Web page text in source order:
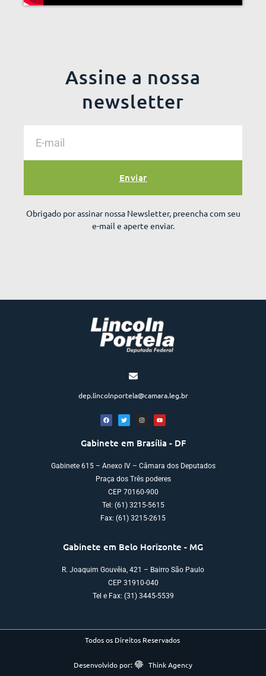
Assine a nossa
newsletter
Enviar
Obrigado por assinar nossa Newsletter, preencha com seu
e-mail e aperte enviar.
dep.lincolnportela@camara.leg.br
Gabinete em Brasília - DF
Gabinete 615 – Anexo IV – Câmara dos Deputados
Praça dos Três poderes
CEP 70160-900
Tel: (61) 3215-5615
Fax: (61) 3215-2615
Gabinete em Belo Horizonte - MG
R. Joaquim Gouvêia, 421 – Bairro São Paulo
CEP 31910-040
Tel e Fax: (31) 3445-5539
Todos os Direitos Reservados
Desenvolvido por: Think Agency